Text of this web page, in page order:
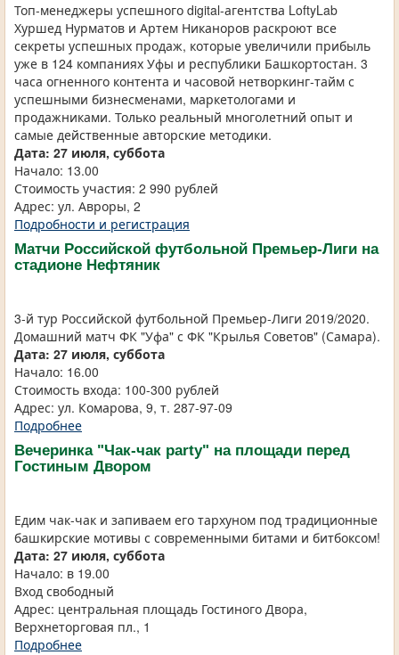
Топ-менеджеры успешного digital-агентства LoftyLab
Хуршед Нурматов и Артем Никаноров раскроют все
секреты успешных продаж, которые увеличили прибыль
уже в 124 компаниях Уфы и республики Башкортостан. 3
часа огненного контента и часовой нетворкинг-тайм с
успешными бизнесменами, маркетологами и
продажниками. Только реальный многолетний опыт и
самые действенные авторские методики.
Дата: 27 июля, суббота
Начало: 13.00
Стоимость участия: 2 990 рублей
Адрес: ул. Авроры, 2
Подробности и регистрация
Матчи Российской футбольной Премьер-Лиги на
стадионе Нефтяник
3-й тур Российской футбольной Премьер-Лиги 2019/2020.
Домашний матч ФК "Уфа" с ФК "Крылья Советов" (Самара).
Дата: 27 июля, суббота
Начало: 16.00
Стоимость входа: 100-300 рублей
Адрес: ул. Комарова, 9, т. 287-97-09
Подробнее
Вечеринка "Чак-чак party" на площади перед
Гостиным Двором
Едим чак-чак и запиваем его тархуном под традиционные
башкирские мотивы с современными битами и битбоксом!
Дата: 27 июля, суббота
Начало: в 19.00
Вход свободный
Адрес: центральная площадь Гостиного Двора,
Верхнеторговая пл., 1
Подробнее